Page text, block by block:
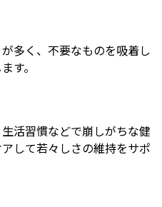
多く、不要なものを吸着し
す。
活習慣などで崩しがちな健
して若々しさの維持をサポ